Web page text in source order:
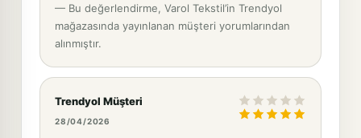
— Bu değerlendirme, Varol Tekstil’in Trendyol
mağazasında yayınlanan müşteri yorumlarından
alınmıştır.
Trendyol Müşteri
28/04/2026